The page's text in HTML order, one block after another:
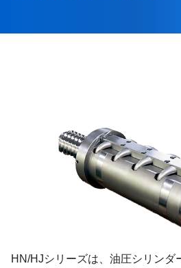
HN/HJシリーズは、油圧シリンダ